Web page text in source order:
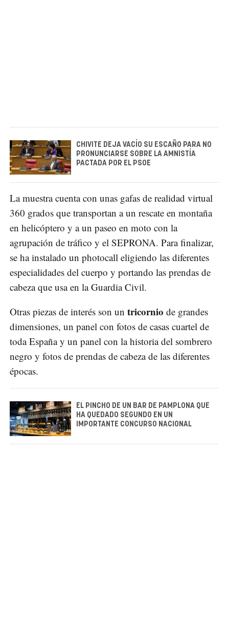
CHIVITE DEJA VACÍO SU ESCAÑO PARA NO
PRONUNCIARSE SOBRE LA AMNISTÍA
PACTADA POR EL PSOE
La muestra cuenta con unas gafas de realidad virtual
360 grados que transportan a un rescate en montaña
en helicóptero y a un paseo en moto con la
agrupación de tráfico y el SEPRONA. Para finalizar,
se ha instalado un photocall eligiendo las diferentes
especialidades del cuerpo y portando las prendas de
cabeza que usa en la Guardia Civil.
Otras piezas de interés son un tricornio de grandes
dimensiones, un panel con fotos de casas cuartel de
toda España y un panel con la historia del sombrero
negro y fotos de prendas de cabeza de las diferentes
épocas.
EL PINCHO DE UN BAR DE PAMPLONA QUE
HA QUEDADO SEGUNDO EN UN
IMPORTANTE CONCURSO NACIONAL